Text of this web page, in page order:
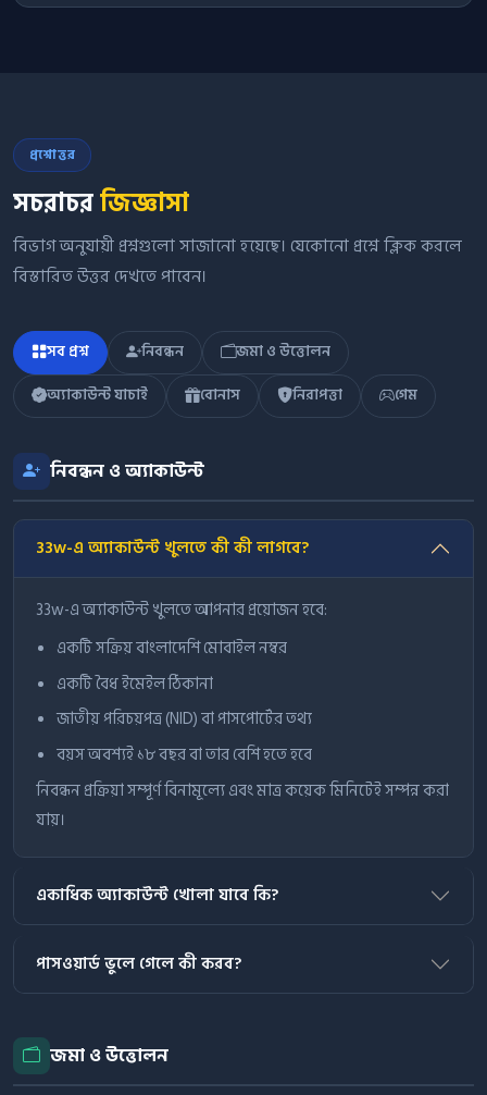
প্রশ্নোত্তর
সচরাচরজিজ্ঞাসা
বিভাগ অনুযায়ী প্রশ্নগুলো সাজানো হয়েছে। যেকোনো প্রশ্নে ক্লিক করলে
বিস্তারিত উত্তর দেখতে পাবেন।
সব প্রশ্ন নিবন্ধন
জমা ও উত্তোলন
অ্যাকাউন্ট যাচাই
বোনাস নিরাপত্তা গেম
নিবন্ধন ও অ্যাকাউন্ট
33w-এ অ্যাকাউন্ট খুলতে কী কী লাগবে?
33w-এ অ্যাকাউন্ট খুলতে আপনার প্রয়োজন হবে:
একটি সক্রিয় বাংলাদেশি মোবাইল নম্বর
একটি বৈধ ইমেইল ঠিকানা
জাতীয় পরিচয়পত্র (NID) বা পাসপোর্টের তথ্য
বয়স অবশ্যই ১৮ বছর বা তার বেশি হতে হবে
নিবন্ধন প্রক্রিয়া সম্পূর্ণ বিনামূল্যে এবং মাত্র কয়েক মিনিটেই সম্পন্ন করা
যায়।
একাধিক অ্যাকাউন্ট খোলা যাবে কি?
পাসওয়ার্ড ভুলে গেলে কী করব?
জমা ও উত্তোলন